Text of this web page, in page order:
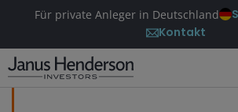
Für private Anleger in Deutschland
Kontakt